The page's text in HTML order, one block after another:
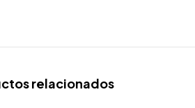
relacionados